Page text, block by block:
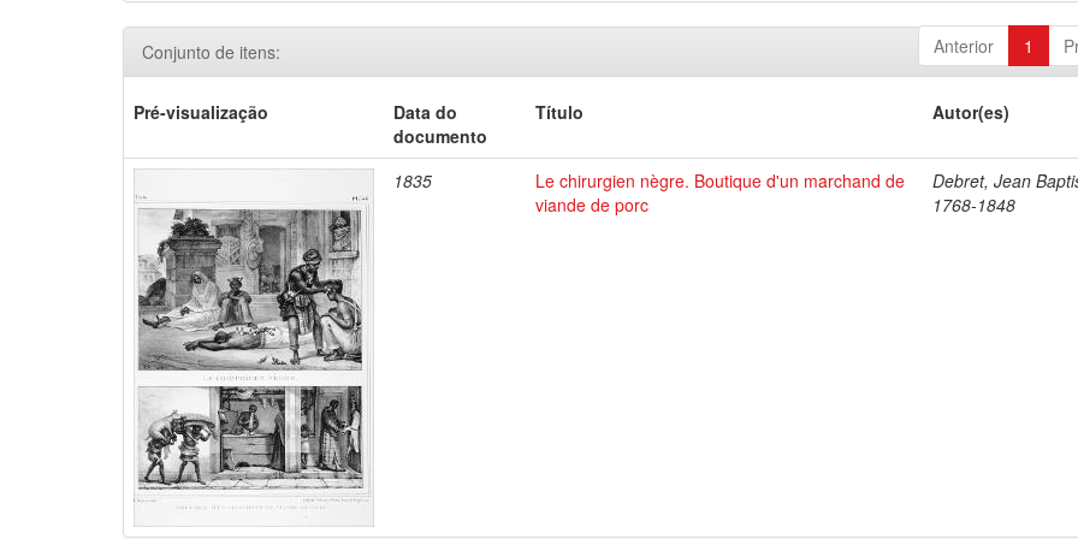
Anterior 1
Conjunto de itens:
Pré-visualização
Data do
documento
Título Autor(es)
1835
Le chirurgien nègre. Boutique d'un marchand de
viande de porc
Debret, Jean
1768-1848